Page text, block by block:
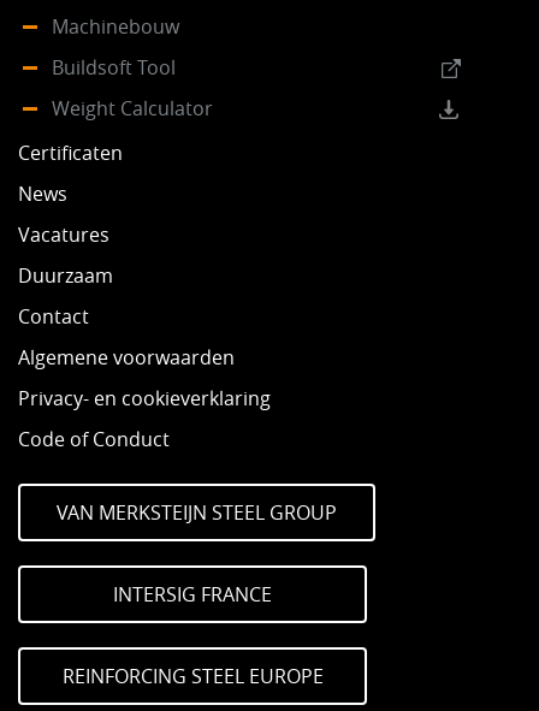
Machinebouw
Buildsoft Tool
Weight Calculator
Certificaten
News
Vacatures
Duurzaam
Contact
Algemene voorwaarden
Privacy- en cookieverklaring
Code of Conduct
VAN MERKSTEIJN STEEL GROUP
INTERSIG FRANCE
REINFORCING STEEL EUROPE